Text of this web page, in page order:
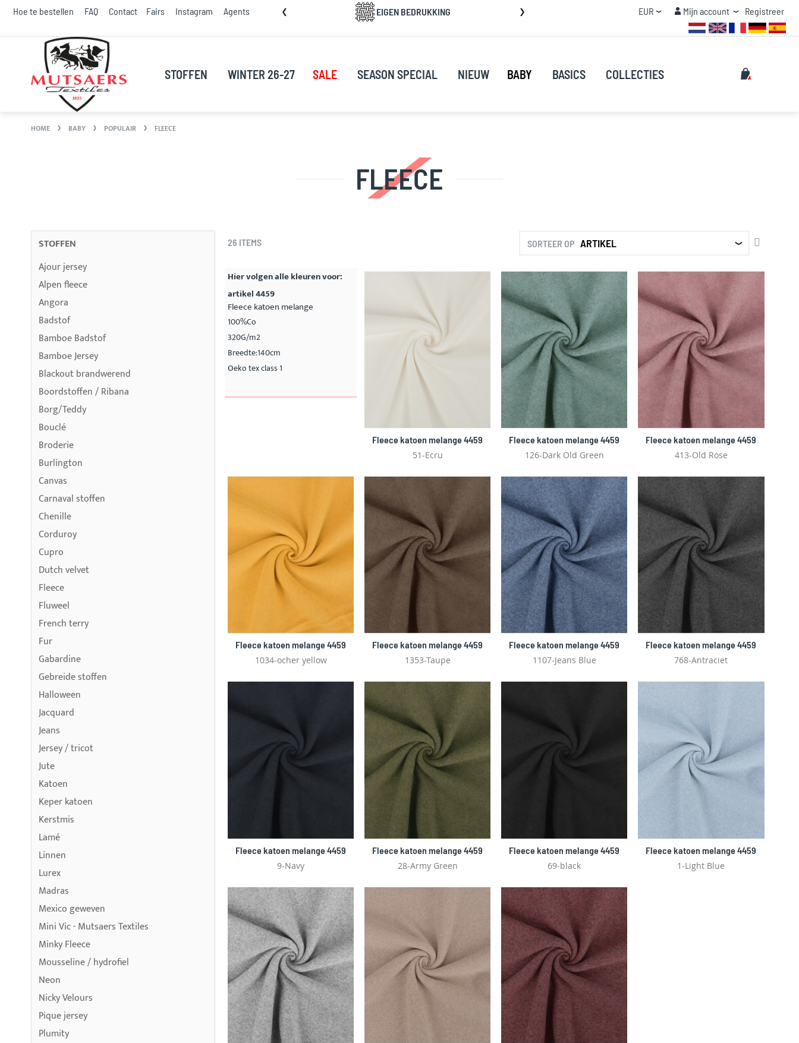
Hoe te bestellen FAQ Contact Fairs Instagram Agents
inhoud
EIGEN BEDRUKKING STAFFEL KORTING Registreer
Mijn account
Mijn account
Valuta
EUR
STOFFEN WINTER 26-27 SALE SEASON SPECIAL NIEUW BABY BASICS COLLECTIES
Zoeken
HOME BABY POPULAIR FLEECE
FLEECE
26 ITEMS SORTEER OP
Hier volgen alle kleuren voor:
artikel 4459
Fleece katoen melange
100%Co
320G/m2
Breedte:140cm
Oeko tex class 1
Fleece katoen melange 4459
51-Ecru
Fleece katoen melange 4459
126-Dark Old Green
Fleece katoen melange 4459
413-Old Rose
Fleece katoen melange 4459
1034-ocher yellow
Fleece katoen melange 4459
1353-Taupe
Fleece katoen melange 4459
1107-Jeans Blue
Fleece katoen melange 4459
768-Antraciet
Fleece katoen melange 4459
9-Navy
Fleece katoen melange 4459
28-Army Green
Fleece katoen melange 4459
69-black
Fleece katoen melange 4459
1-Light Blue
STOFFEN
Ajour jersey
Alpen fleece
Angora
Badstof
Bamboe Badstof
Bamboe Jersey
Blackout brandwerend
Boordstoffen / Ribana
Borg/Teddy
Bouclé
Broderie
Burlington
Canvas
Carnaval stoffen
Chenille
Corduroy
Cupro
Dutch velvet
Fleece
Fluweel
French terry
Fur
Gabardine
Gebreide stoffen
Halloween
Jacquard
Jeans
Jersey / tricot
Jute
Katoen
Keper katoen
Kerstmis
Lamé
Linnen
Lurex
Madras
Mexico geweven
Mini Vic - Mutsaers Textiles
Minky Fleece
Mousseline / hydrofiel
Neon
Nicky Velours
Pique jersey
Plumity